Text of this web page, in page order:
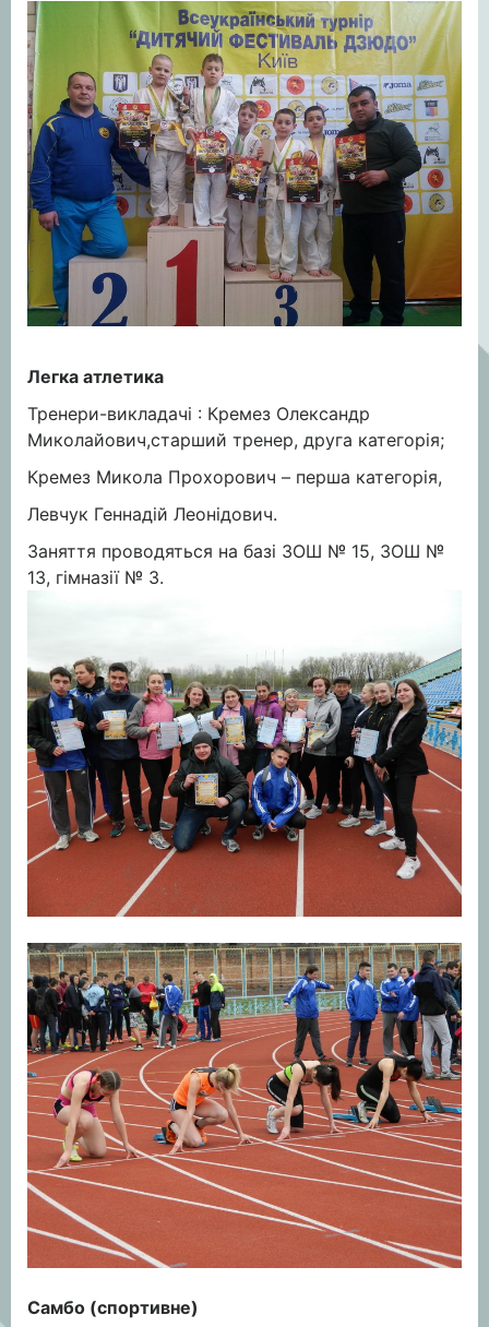
Легка атлетика
Тренери-викладачі : Кремез Олександр
Миколайович,старший тренер, друга категорія;
Кремез Микола Прохорович – перша категорія,
Левчук Геннадій Леонідович.
Заняття проводяться на базі ЗОШ № 15, ЗОШ №
13, гімназії № 3.
Самбо (спортивне)